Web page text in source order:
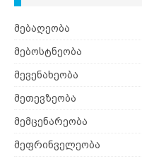
მებაღეობა
მებოსტნეობა
მევენახეობა
მეთევზეობა
მემცენარეობა
მეფრინველეობა